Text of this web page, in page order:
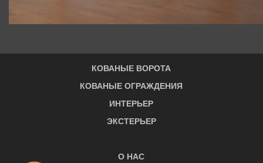
КОВАНЫЕ ВОРОТА
КОВАНЫЕ ОГРАЖДЕНИЯ
ИНТЕРЬЕР
ЭКСТЕРЬЕР
О НАС